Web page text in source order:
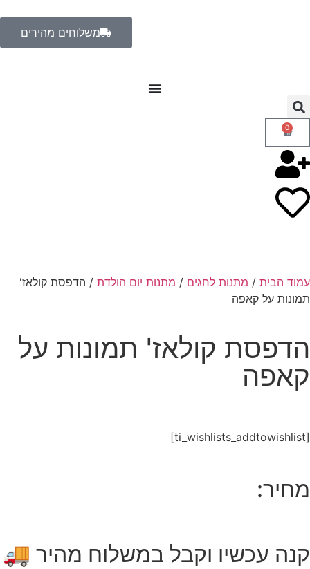
משלוחים מהירים
0
עמוד הבית / מתנות לחגים / מתנות יום הולדת / הדפסת קולאז'
תמונות על קאפה
הדפסת קולאז' תמונות על
קאפה
[ti_wishlists_addtowishlist]
מחיר:
קנה עכשיו וקבל במשלוח מהיר 🚚